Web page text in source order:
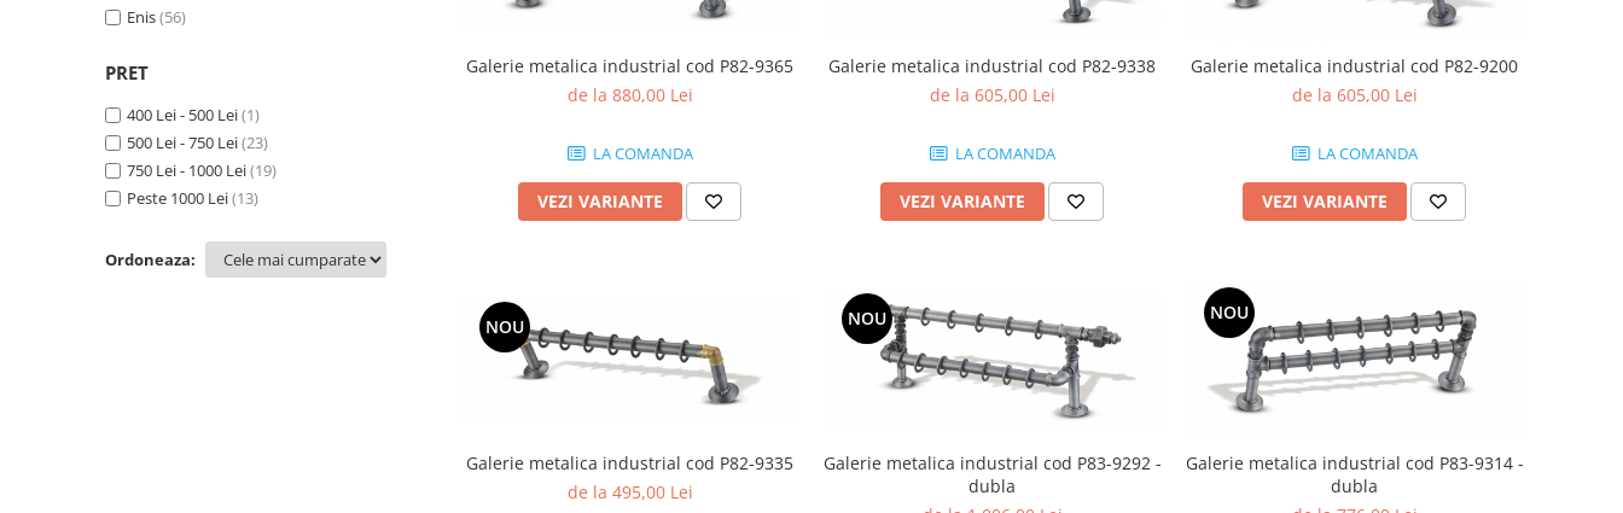
Enis(56)
PRET
400 Lei - 500 Lei(1)
500 Lei - 750 Lei(23)
750 Lei - 1000 Lei(19)
Peste 1000 Lei(13)
Ordoneaza:
Galerie metalica industrial cod P82-9365
de la 880,00 Lei
LA COMANDA
VEZI VARIANTE
Galerie metalica industrial cod P82-9338
de la 605,00 Lei
LA COMANDA
VEZI VARIANTE
Galerie metalica industrial cod P82-9200
de la 605,00 Lei
LA COMANDA
VEZI VARIANTE
NOU
Galerie metalica industrial cod P82-9335
de la 495,00 Lei
NOU
Galerie metalica industrial cod P83-9292 -
dubla
NOU
Galerie metalica industrial cod P83-9314 -
dubla